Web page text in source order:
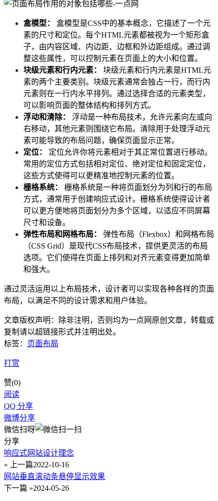
盒模型：
盒模型是CSS中的基本概念，它描述了一个元
素的尺寸和定位。每个HTML元素都被视为一个矩形盒
子，由内容区域、内边距、边框和外边距组成。通过调
整这些属性，可以控制元素在页面上的大小和位置。
块级元素和行内元素：
块级元素和行内元素是HTML元
素的两个主要类别。块级元素通常会独占一行，而行内
元素则在一行内水平排列。通过选择合适的元素类型，
可以影响页面的整体结构和排列方式。
浮动和清除：
浮动是一种布局技术，允许元素向左或向
右移动，其他元素则围绕它布局。清除用于处理浮动元
素可能导致的布局问题，确保页面显示正常。
定位：
定位允许你将元素相对于其正常位置进行移动。
常用的定位方式包括相对定位、绝对定位和固定定位，
这些方式使得可以更精准地控制元素的位置。
栅格系统：
栅格系统是一种将页面划分为列和行的布局
方式，通常用于创建响应式设计。栅格系统使得设计者
可以更方便地将页面划分为多个区域，以适应不同屏幕
尺寸和设备。
弹性布局和网格布局：
弹性布局（Flexbox）和网格布局
（CSS Grid）是现代CSS布局技术，提供更灵活的布局
选项。它们使得在页面上排列和对齐元素变得更加简单
和强大。
通过灵活运用以上布局技术，设计者可以实现各种各样的页面
布局，以满足不同的设计需求和用户体验。
文章版权声明：除非注明，否则均为一点网 原创文章，转载或
复制请以超链接形式并注明出处。
标签： 页面布局
打赏
赞(0)
阅读
QQ 分享
微博分享
微信扫呀
分享
响应式网站设计理念
« 上一篇2022-10-16
网站垂直滚动条悬停显示效果
下一篇 »2024-05-26